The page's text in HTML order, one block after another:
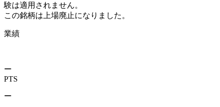
験は適用されません。
この銘柄は上場廃止になりました。
業績
ー
PTS
ー